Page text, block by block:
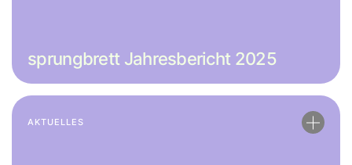
sprungbrett Jahresbericht 2025
AKTUELLES